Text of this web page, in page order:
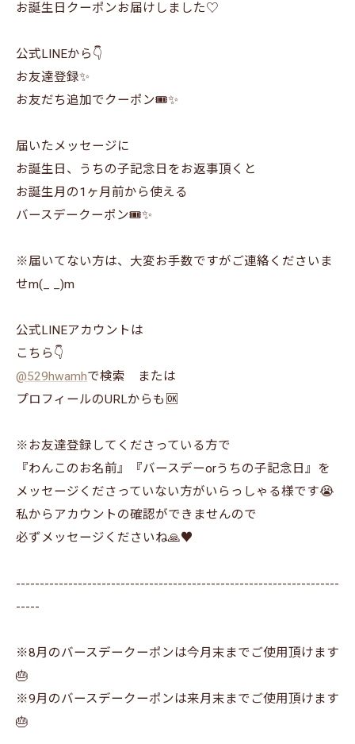
お誕生日クーポンお届けしました♡
公式LINEから👇
お友達登録✨
お友だち追加でクーポン🎟✨
届いたメッセージに
お誕生日、うちの子記念日をお返事頂くと
お誕生月の1ヶ月前から使える
バースデークーポン🎟✨
※届いてない方は、大変お手数ですがご連絡くださいま
せm(_ _)m⁡
公式LINEアカウントは
こちら👇
@529hwamhで検索 または
プロフィールのURLからも🆗
※お友達登録してくださっている方で
『わんこのお名前』『バースデーorうちの子記念日』を
メッセージくださっていない方がいらっしゃる様です😭
私からアカウントの確認ができませんので
必ずメッセージくださいね🙏♥️
--------------------------------------------------------------------
-----
※8月のバースデークーポンは今月末までご使用頂けます
🎂
※9月のバースデークーポンは来月末までご使用頂けます
🎂